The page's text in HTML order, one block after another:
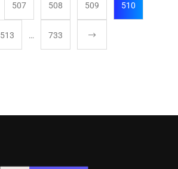
507 508 509 510
513 … 733